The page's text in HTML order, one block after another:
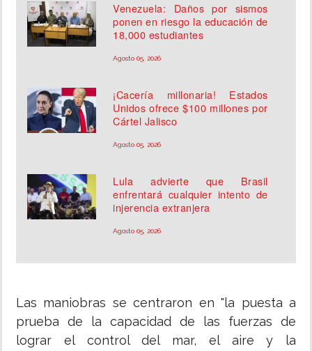
Venezuela: Daños por sismos
ponen en riesgo la educación de
18,000 estudiantes
Agosto 05, 2026
¡Cacería millonaria! Estados
Unidos ofrece $100 millones por
Cártel Jalisco
Agosto 05, 2026
Lula advierte que Brasil
enfrentará cualquier intento de
injerencia extranjera
Agosto 05, 2026
Las maniobras se centraron en "la puesta a
prueba de la capacidad de las fuerzas de
lograr el control del mar, el aire y la